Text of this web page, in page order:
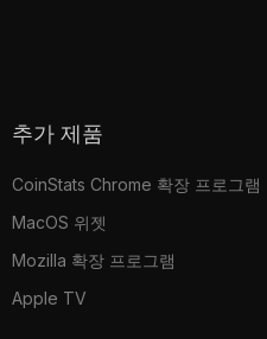
추가 제품
CoinStats Chrome 확장 프로그램
MacOS 위젯
Mozilla 확장 프로그램
Apple TV